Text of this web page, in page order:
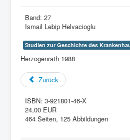
Band: 27
Ismail Lebip Helvacioglu
Studien zur Geschichte des
Herzogenrath 1988
Zurück
ISBN: 3-921801-46-X
24,00 EUR
464 Seiten, 125 Abbildungen